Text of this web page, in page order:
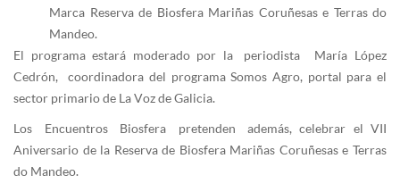
Marca Reserva de Biosfera Mariñas Coruñesas e Terras do
Mandeo.
El programa estará moderado por la periodista María López
Cedrón, coordinadora del programa Somos Agro, portal para el
sector primario de La Voz de Galicia.
Los Encuentros Biosfera pretenden además, celebrar el VII
Aniversario de la Reserva de Biosfera Mariñas Coruñesas e Terras
do Mandeo.